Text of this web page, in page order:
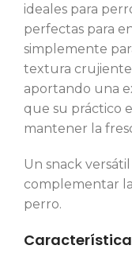
ideales para
perfectas para
simplemente
textura crujiente
aportando una
que su práctico
mantener la
Un snack
complementar
perro.